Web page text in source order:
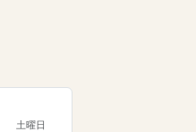
土曜日